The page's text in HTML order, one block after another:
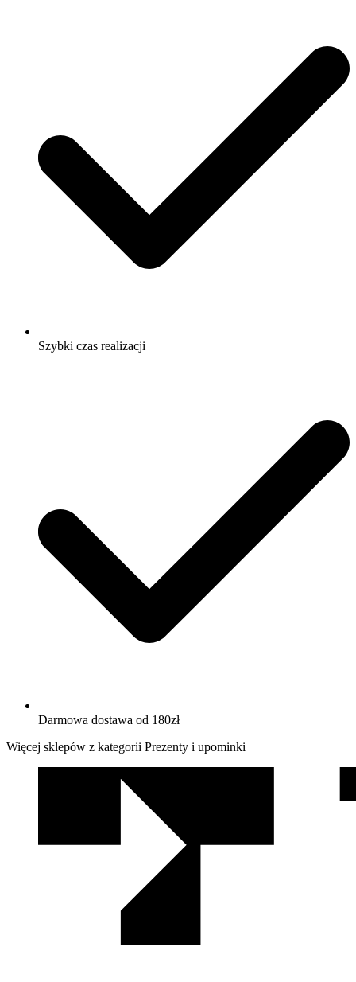
Szybki czas realizacji
Darmowa dostawa od 180zł
Więcej sklepów z kategorii Prezenty i upominki